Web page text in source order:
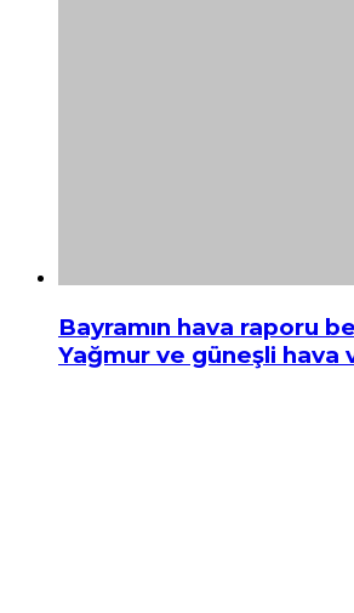
Bayramın hava raporu
Yağmur ve güneşli hava